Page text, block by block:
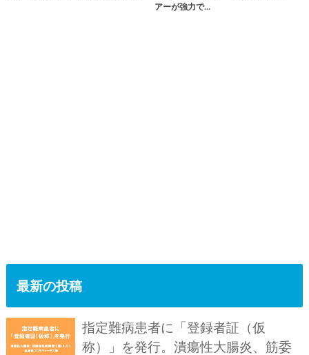
アーが強力で…
最新の投稿
指定難病患者に「登録者証（仮
称）」を発行。潰瘍性大腸炎、筋委